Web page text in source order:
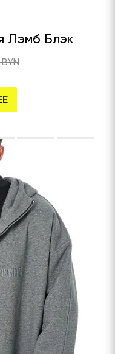
Лэмб Блэк